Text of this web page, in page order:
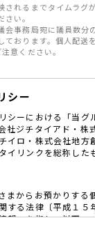
れるまでタイムラグ
い。
事務局宛に議員数分
ております。個人配送
意ください。
シー
シーにおける「当グ
社ジチタイアド・株
イロ・株式会社地方
イリンクを総称した
まからお預かりする
する法律〔平成１５
報」を指し、以下、